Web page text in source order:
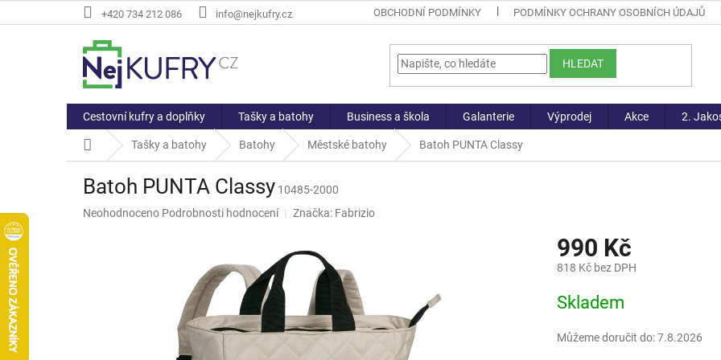
na
+420 734 212 086 info@nejkufry.cz OBCHODNÍ PODMÍNKY PODMÍNKY OCHRANY OSOBNÍCH ÚDAJŮ
HLEDAT
Cestovní kufry a doplňky Tašky a batohy Business a škola Galanterie Výprodej Akce 2.
Domů Tašky a batohy Batohy Městské batohy Batoh PUNTA Classy
Batoh PUNTA Classy 10485-2000
Průměrné
Neohodnoceno Podrobnosti hodnocení Značka: Fabrizio
990 Kč
818 Kč bez DPH
cena:
Skladem
Můžeme doručit do:7.8.2026